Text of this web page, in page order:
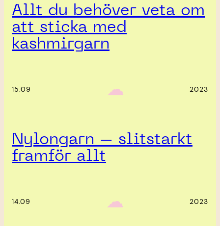
Allt du behöver veta om
att sticka med
kashmirgarn
15.09 ‎ ‎‎ ☁︎‎‎ 2023
Nylongarn – slitstarkt
framför allt
14.09 ‎ ‎‎ ☁︎‎‎ 2023